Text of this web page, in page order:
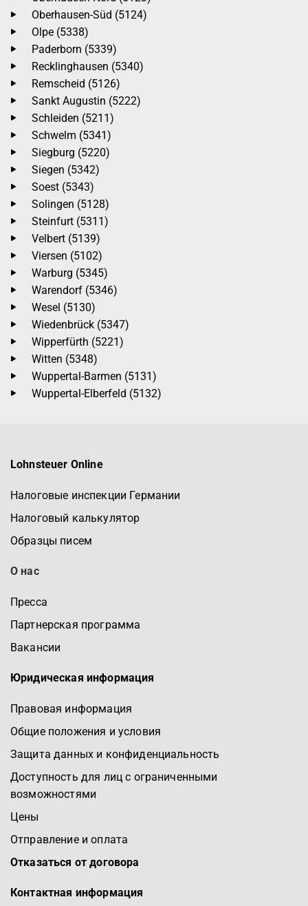
Oberhausen-Süd (5124)
Olpe (5338)
Paderborn (5339)
Recklinghausen (5340)
Remscheid (5126)
Sankt Augustin (5222)
Schleiden (5211)
Schwelm (5341)
Siegburg (5220)
Siegen (5342)
Soest (5343)
Solingen (5128)
Steinfurt (5311)
Velbert (5139)
Viersen (5102)
Warburg (5345)
Warendorf (5346)
Wesel (5130)
Wiedenbrück (5347)
Wipperfürth (5221)
Witten (5348)
Wuppertal-Barmen (5131)
Wuppertal-Elberfeld (5132)
Lohnsteuer Online
Налоговые инспекции Германии
Налоговый калькулятор
Образцы писем
О нас
Пресса
Партнерская программа
Вакансии
Юридическая информация
Правовая информация
Общие положения и условия
Защита данных и конфиденциальность
Доступность для лиц с ограниченными
возможностями
Цены
Отправление и оплата
Отказаться от договора
Контактная информация